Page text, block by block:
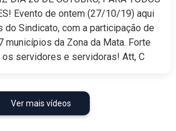
Evento de ontem (27/10/19) aqui
do Sindicato, com a participação de
municípios da Zona da Mata. Forte
os servidores e servidoras! Att, C
Ver mais vídeos